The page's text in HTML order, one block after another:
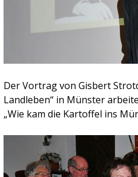
Der Vortrag von Gisbert
Landleben“ in Münster
„Wie kam die Kartoffel ins